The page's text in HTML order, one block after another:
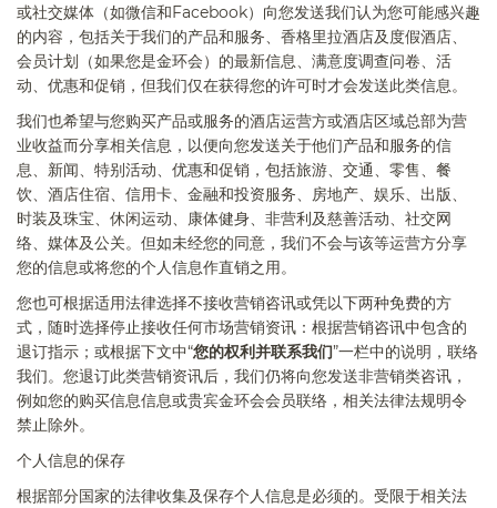
或社交媒体（如微信和Facebook）向您发送我们认为您可能感兴趣
的内容，包括关于我们的产品和服务、香格里拉酒店及度假酒店、
会员计划（如果您是金环会）的最新信息、满意度调查问卷、活
动、优惠和促销，但我们仅在获得您的许可时才会发送此类信息。
我们也希望与您购买产品或服务的酒店运营方或酒店区域总部为营
业收益而分享相关信息，以便向您发送关于他们产品和服务的信
息、新闻、特别活动、优惠和促销，包括旅游、交通、零售、餐
饮、酒店住宿、信用卡、金融和投资服务、房地产、娱乐、出版、
时装及珠宝、休闲运动、康体健身、非营利及慈善活动、社交网
络、媒体及公关。但如未经您的同意，我们不会与该等运营方分享
您的信息或将您的个人信息作直销之用。
您也可根据适用法律选择不接收营销咨讯或凭以下两种免费的方
式，随时选择停止接收任何市场营销资讯：根据营销咨讯中包含的
退订指示；或根据下文中“您的权利并联系我们”一栏中的说明，联络
我们。您退订此类营销资讯后，我们仍将向您发送非营销类咨讯，
例如您的购买信息信息或贵宾金环会会员联络，相关法律法规明令
禁止除外。
个人信息的保存
根据部分国家的法律收集及保存个人信息是必须的。受限于相关法